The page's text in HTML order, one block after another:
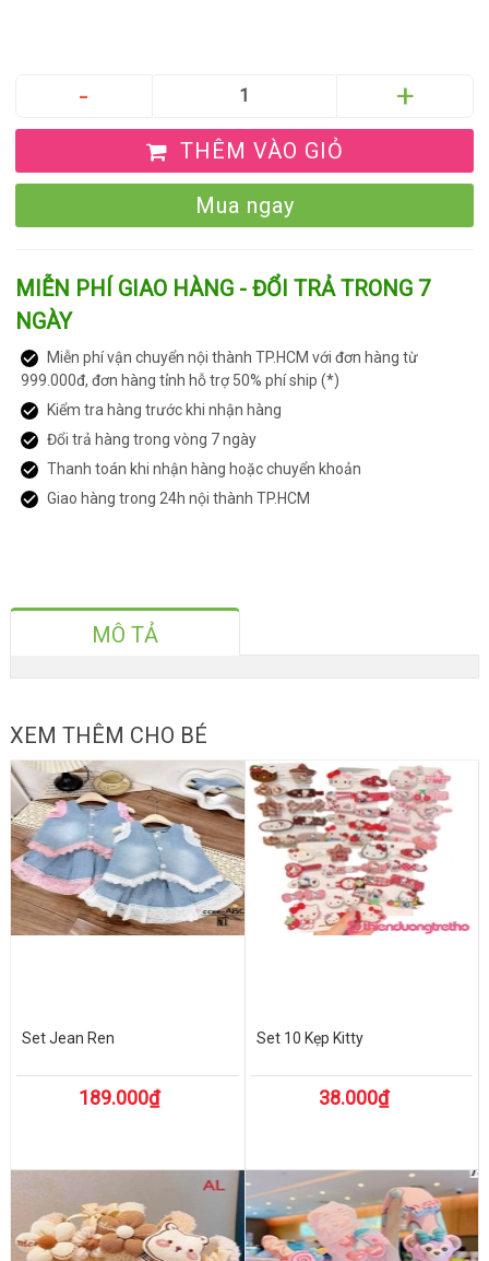
THÊM VÀO GIỎ
Mua ngay
MIỄN PHÍ GIAO HÀNG - ĐỔI TRẢ TRONG 7
NGÀY
Miễn phí vận chuyển nội thành TP.HCM với đơn hàng từ
999.000đ, đơn hàng tỉnh hỗ trợ 50% phí ship (*)
Kiểm tra hàng trước khi nhận hàng
Đổi trả hàng trong vòng 7 ngày
Thanh toán khi nhận hàng hoặc chuyển khoản
Giao hàng trong 24h nội thành TP.HCM
MÔ TẢ
XEM THÊM CHO BÉ
Set Jean Ren
189.000₫
Set 10 Kẹp Kitty
38.000₫